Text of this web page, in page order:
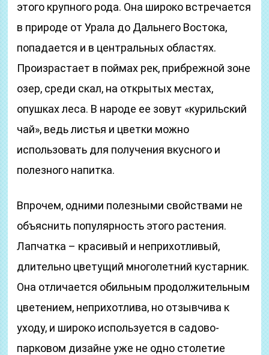
этого крупного рода. Она широко встречается
в природе от Урала до Дальнего Востока,
попадается и в центральных областях.
Произрастает в поймах рек, прибрежной зоне
озер, среди скал, на открытых местах,
опушках леса. В народе ее зовут «курильский
чай», ведь листья и цветки можно
использовать для получения вкусного и
полезного напитка.
Впрочем, одними полезными свойствами не
объяснить популярность этого растения.
Лапчатка – красивый и неприхотливый,
длительно цветущий многолетний кустарник.
Она отличается обильным продолжительным
цветением, неприхотлива, но отзывчива к
уходу, и широко используется в садово-
парковом дизайне уже не одно столетие